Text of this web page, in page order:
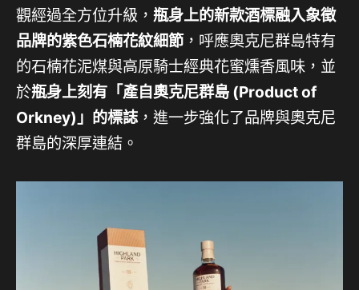
觀經過全方位升級， 瓶身上的新款酒標融入象徵
品牌的紫色石楠花紋細節，呼應奧克尼群島特有
的石楠花泥煤與高原騎士經典花蜜燻香風味，並
於瓶身上刻有「產自奧克尼群島 (Product of
Orkney)」的標誌，進一步強化了品牌與奧克尼
群島的深厚連結。